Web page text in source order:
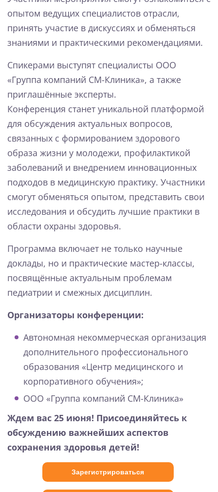
опытом ведущих специалистов отрасли,
принять участие в дискуссиях и обменяться
знаниями и практическими рекомендациями.
Спикерами выступят специалисты ООО
«Группа компаний СМ-Клиника», а также
приглашённые эксперты.
Конференция станет уникальной платформой
для обсуждения актуальных вопросов,
связанных с формированием здорового
образа жизни у молодежи, профилактикой
заболеваний и внедрением инновационных
подходов в медицинскую практику. Участники
смогут обменяться опытом, представить свои
исследования и обсудить лучшие практики в
области охраны здоровья.
Программа включает не только научные
доклады, но и практические мастер-классы,
посвящённые актуальным проблемам
педиатрии и смежных дисциплин.
Организаторы конференции:
Автономная некоммерческая организация
дополнительного профессионального
образования «Центр медицинского и
корпоративного обучения»;
ООО «Группа компаний СМ-Клиника»
Ждем вас 25 июня! Присоединяйтесь к
обсуждению важнейших аспектов
сохранения здоровья детей!
Зарегистрироваться